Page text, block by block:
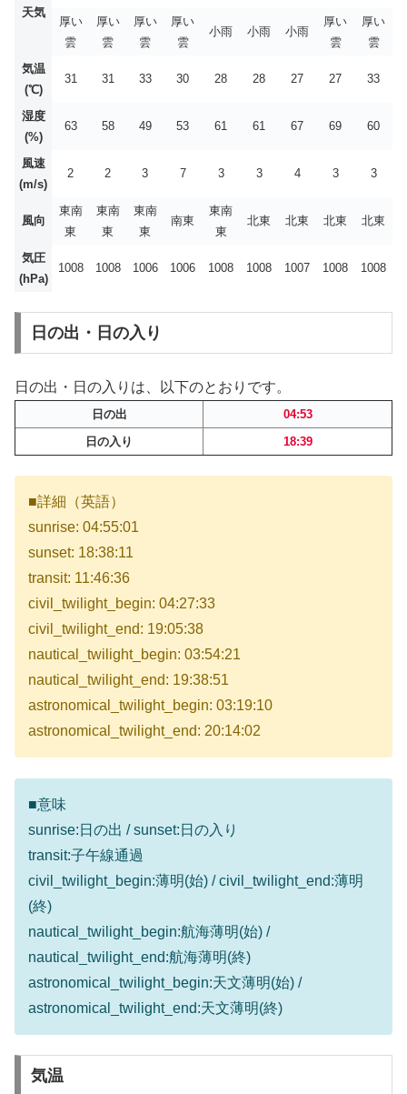
天気
厚い
雲
厚い
雲
厚い
雲
厚い
雲
小雨 小雨 小雨
厚い
雲
厚い
雲
気温
(℃)
31 31 33 30 28 28 27 27 33
湿度
(%)
63 58 49 53 61 61 67 69 60
風速
(m/s)
2 2 3 7 3 3 4 3 3
風向
東南
東
東南
東
東南
東
南東
東南
東
北東 北東 北東 北東
気圧
(hPa)
1008 1008 1006 1006 1008 1008 1007 1008 1008
日の出・日の入り
日の出・日の入りは、以下のとおりです。
日の出
04:53
日の入り
18:39
■詳細（英語）
sunrise: 04:55:01
sunset: 18:38:11
transit: 11:46:36
civil_twilight_begin: 04:27:33
civil_twilight_end: 19:05:38
nautical_twilight_begin: 03:54:21
nautical_twilight_end: 19:38:51
astronomical_twilight_begin: 03:19:10
astronomical_twilight_end: 20:14:02
■意味
sunrise:日の出 / sunset:日の入り
transit:子午線通過
civil_twilight_begin:薄明(始) / civil_twilight_end:薄明
(終)
nautical_twilight_begin:航海薄明(始) /
nautical_twilight_end:航海薄明(終)
astronomical_twilight_begin:天文薄明(始) /
astronomical_twilight_end:天文薄明(終)
気温